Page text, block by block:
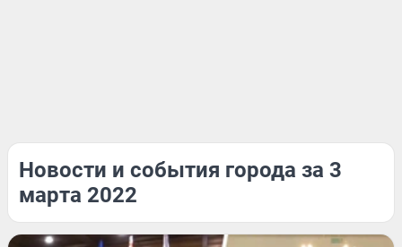
Новости и события города за 3
марта 2022